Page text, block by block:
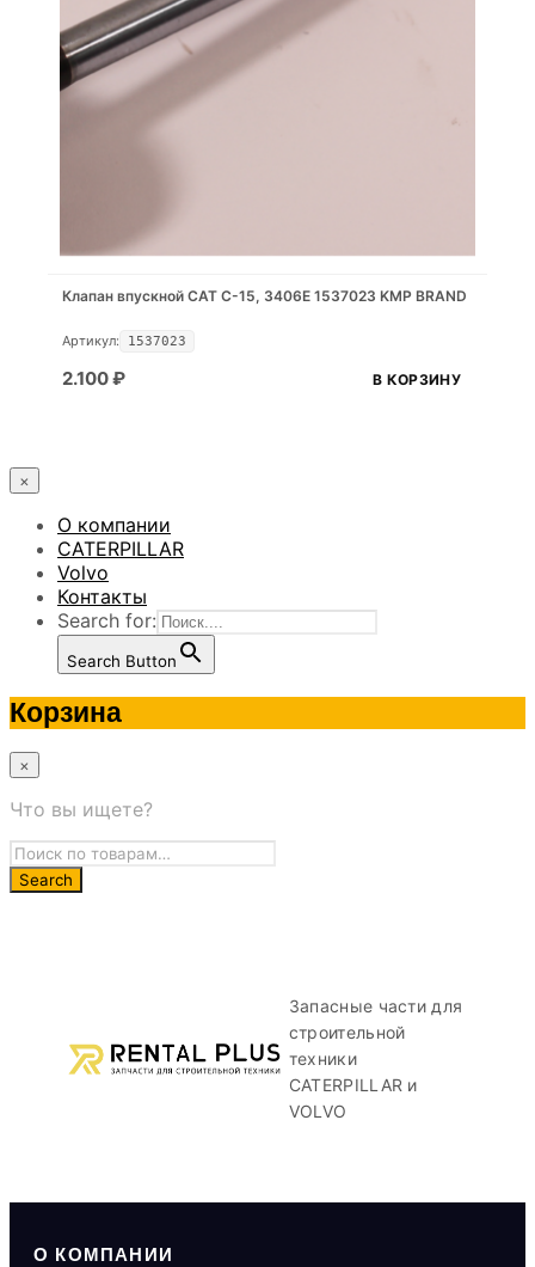
Клапан впускной CAT C-15, 3406E 1537023 KMP BRAND
Артикул: 1537023
2.100₽ В КОРЗИНУ
×
О компании
CATERPILLAR
Volvo
Контакты
Search for:
Search Button
Корзина
×
Что вы ищете?
Запасные части для
строительной
техники
CATERPILLAR и
VOLVO
О КОМПАНИИ